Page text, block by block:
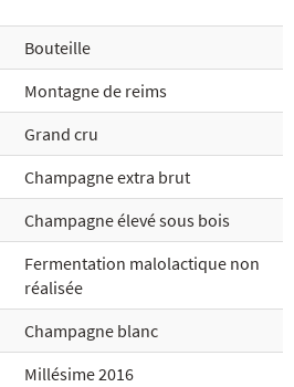
Bouteille
Montagne de reims
Grand cru
Champagne extra brut
Champagne élevé sous bois
Fermentation malolactique non
réalisée
Champagne blanc
Millésime 2016